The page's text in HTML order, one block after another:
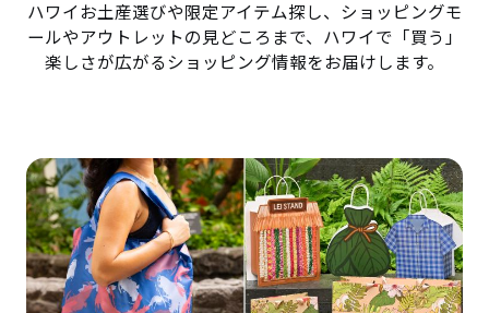
ハワイお土産選びや限定アイテム探し、ショッピングモ
ールやアウトレットの見どころまで、ハワイで「買う」
楽しさが広がるショッピング情報をお届けします。